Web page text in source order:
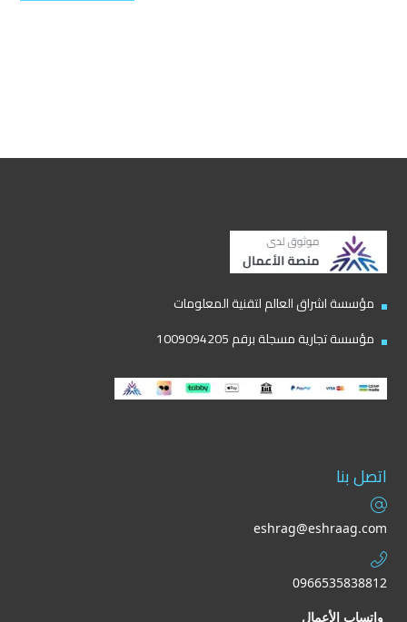
مؤسسة اشراق العالم لتقنية المعلومات
مؤسسة تجارية مسجلة برقم 1009094205
اتصل بنا
eshrag@eshraag.com
0966535838812
واتساب الأعمال